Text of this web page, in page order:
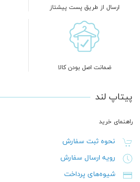
ارسال از طریق پست پیشتاز
ضمانت اصل بودن کالا
پیتاپ لند
راهنمای خرید
نحوه ثبت سفارش
رویه ارسال سفارش
شیوه‌های پرداخت